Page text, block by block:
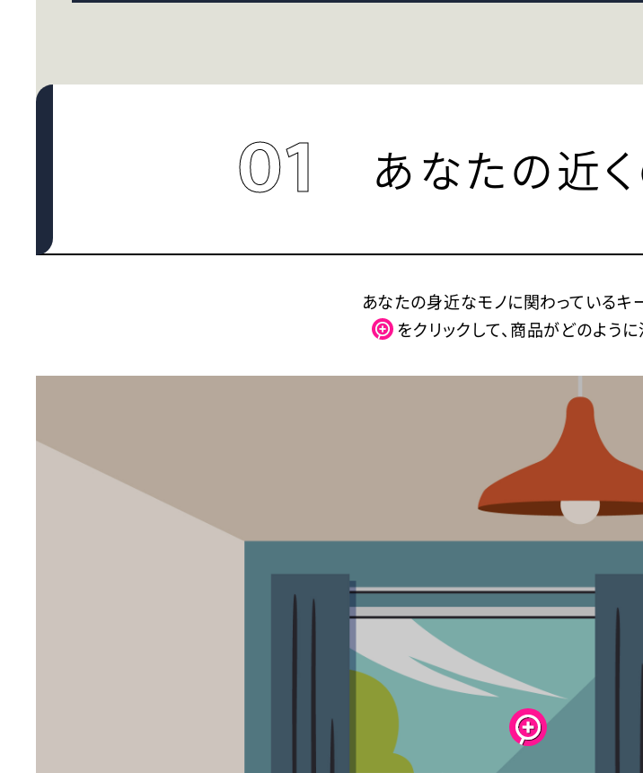
01 あなたの近
あなたの身近なモノに関わっているキ
をクリックして、商品がどのよう